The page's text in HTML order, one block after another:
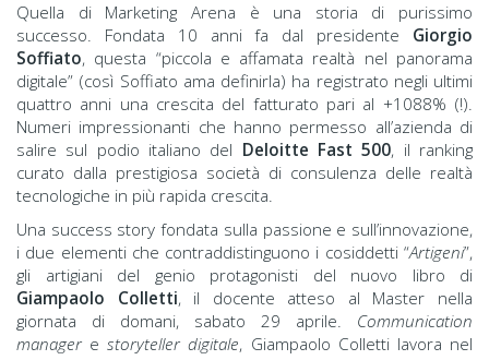
Quella di Marketing Arena è una storia di purissimo
successo. Fondata 10 anni fa dal presidente Giorgio
Soffiato, questa “piccola e affamata realtà nel panorama
digitale” (così Soffiato ama definirla) ha registrato negli ultimi
quattro anni una crescita del fatturato pari al +1088% (!).
Numeri impressionanti che hanno permesso all’azienda di
salire sul podio italiano del Deloitte Fast 500, il ranking
curato dalla prestigiosa società di consulenza delle realtà
tecnologiche in più rapida crescita.
Una success story fondata sulla passione e sull’innovazione,
i due elementi che contraddistinguono i cosiddetti “Artigeni”,
gli artigiani del genio protagonisti del nuovo libro di
Giampaolo Colletti, il docente atteso al Master nella
giornata di domani, sabato 29 aprile. Communication
managerestoryteller digitale, Giampaolo Colletti lavora nel